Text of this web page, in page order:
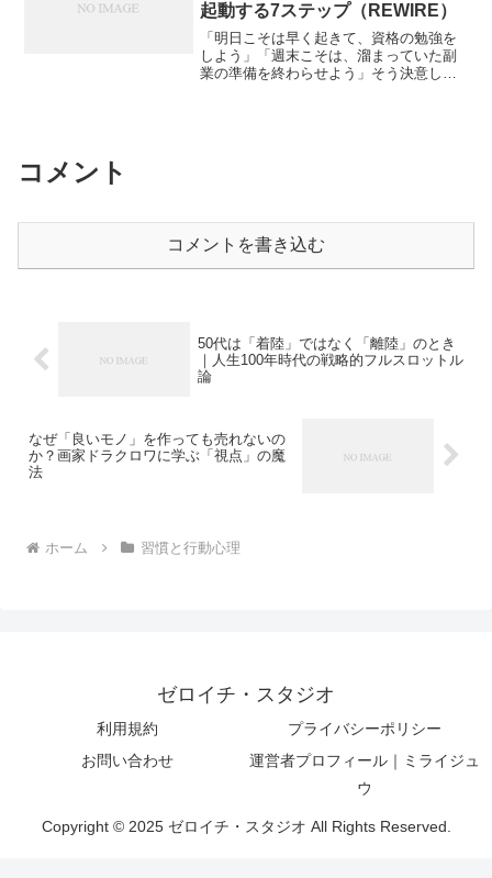
起動する7ステップ（REWIRE）
「明日こそは早く起きて、資格の勉強を
しよう」「週末こそは、溜まっていた副
業の準備を終わらせよう」そう決意した
コメント
コメントを書き込む
50代は「着陸」ではなく「離陸」のとき
｜人生100年時代の戦略的フルスロットル
論
なぜ「良いモノ」を作っても売れないの
か？画家ドラクロワに学ぶ「視点」の魔
法
ホーム 習慣と行動心理
ゼロイチ・スタジオ
利用規約
プライバシーポリシー
お問い合わせ
運営者プロフィール｜ミライジュ
ウ
Copyright © 2025 ゼロイチ・スタジオ All Rights Reserved.